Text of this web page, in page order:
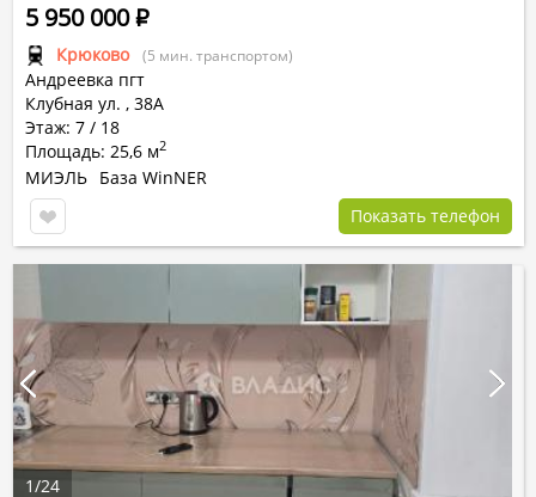
Крюково (5 мин. транспортом)
Андреевка пгт
Клубная ул. , 38А
Этаж: 7 / 18
Площадь: 25,6 м2
5 950 000Р
МИЭЛЬ База WinNER
Показать телефон
1/24